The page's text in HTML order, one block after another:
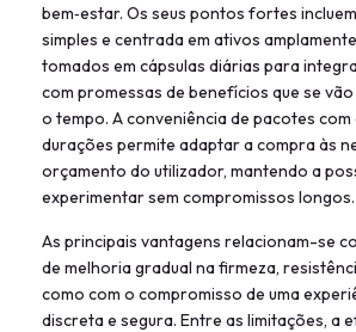
bem‑estar. Os seus pontos fortes
simples e centrada em ativos
tomados em cápsulas diárias para
com promessas de benefícios que se
o tempo. A conveniência de pacotes
durações permite adaptar a compra às
orçamento do utilizador, mantendo a
experimentar sem compromissos longos.
As principais vantagens relacionam-se
de melhoria gradual na firmeza,
como com o compromisso de uma
discreta e segura. Entre as limitações, a